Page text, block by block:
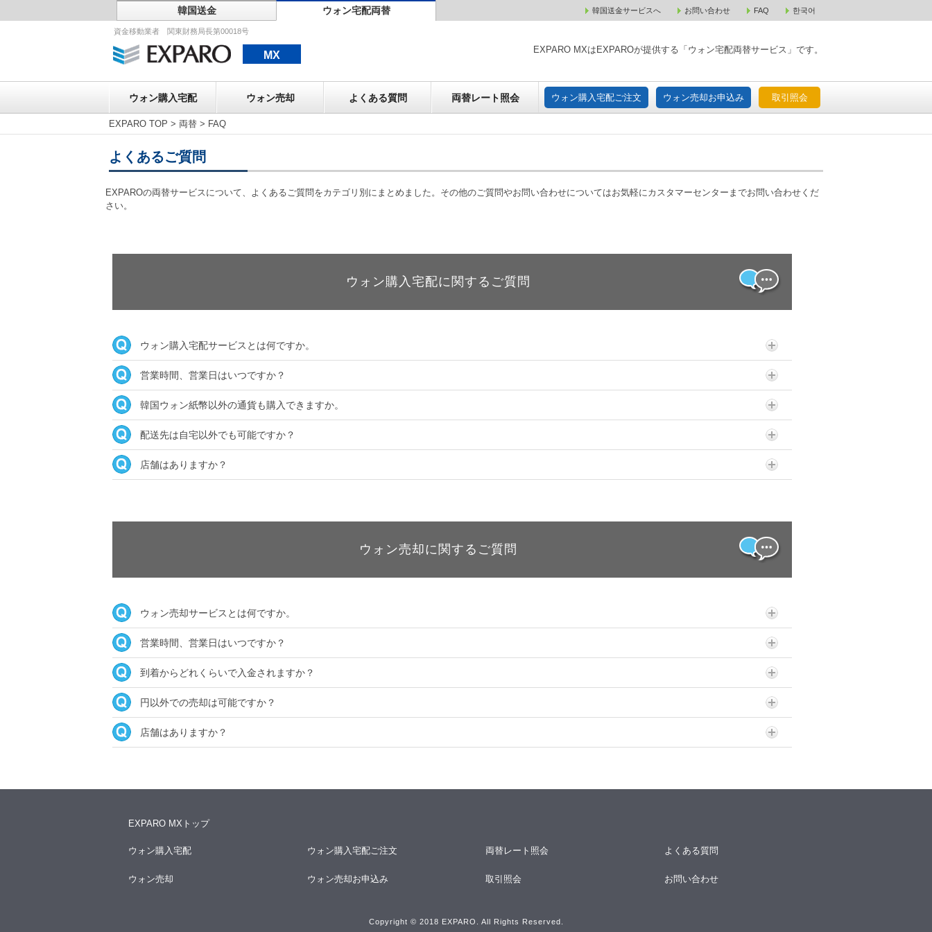
韓国送金 ウォン宅配両替 韓国送金サービスへ お問い合わせ FAQ 한국어
資金移動業者 関東財務局長第00018号
MX EXPARO MXはEXPAROが提供する「ウォン宅配両替サービス」です。
ウォン購入宅配 ウォン売却 よくある質問 両替レート照会 ウォン購入宅配ご注文 ウォン売却お申込み 取引照会
ウォン売却 ウォン購入宅配ご注文 ウォン売却お申込み 取引照会
EXPARO TOP > 両替 > FAQ
よくあるご質問
EXPAROの両替サービスについて、よくあるご質問をカテゴリ別にまとめました。その他のご質問やお問い合わせについてはお気軽にカスタマーセンターまでお問い合わせくだ
さい。
ウォン購入宅配に関するご質問
ウォン購入宅配サービスとは何ですか。
営業時間、営業日はいつですか？
韓国ウォン紙幣以外の通貨も購入できますか。
配送先は自宅以外でも可能ですか？
店舗はありますか？
ウォン売却に関するご質問
ウォン売却サービスとは何ですか。
営業時間、営業日はいつですか？
到着からどれくらいで入金されますか？
円以外での売却は可能ですか？
店舗はありますか？
EXPARO MXトップ
ウォン購入宅配 ウォン購入宅配ご注文 両替レート照会 よくある質問
ウォン売却 ウォン売却お申込み 取引照会 お問い合わせ
Copyright © 2018 EXPARO. All Rights Reserved.